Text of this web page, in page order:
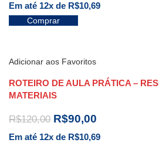
Em até 12x de R$10,69
Comprar
Adicionar aos Favoritos
ROTEIRO DE AULA PRÁTICA –
MATERIAIS
R$120,00 R$90,00
Em até 12x de R$10,69